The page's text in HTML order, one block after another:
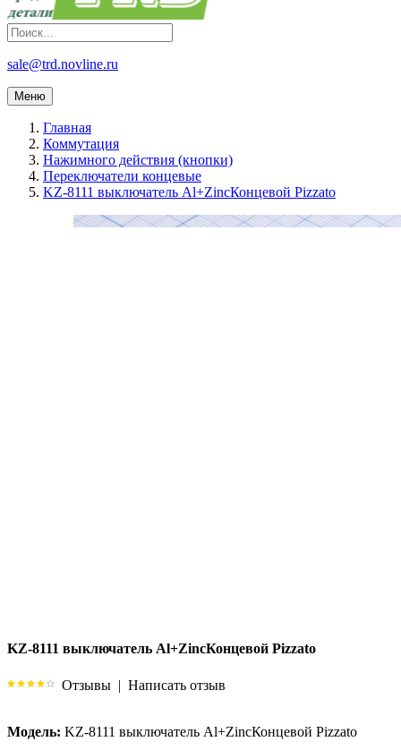
sale@trd.novline.ru
Меню
Главная
Коммутация
Нажимного действия (кнопки)
Переключатели концевые
KZ-8111 выключатель Al+ZincКонцевой Pizzato
KZ-8111 выключатель Al+ZincКонцевой Pizzato
Отзывы | Написать отзыв
Модель: KZ-8111 выключатель Al+ZincКонцевой Pizzato